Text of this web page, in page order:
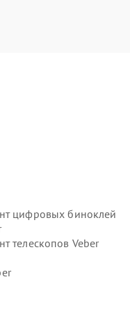
цифровых биноклей
телескопов Veber